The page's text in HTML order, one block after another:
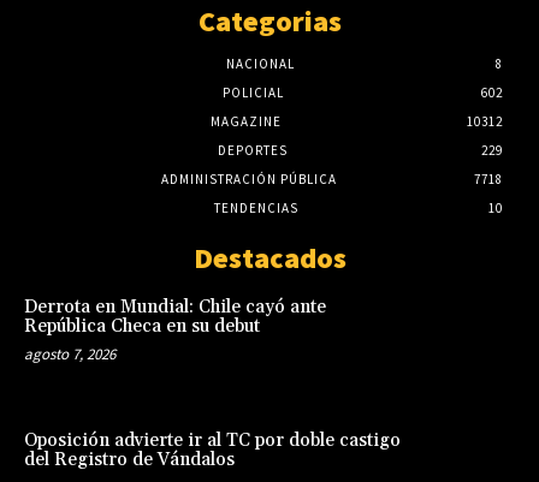
Categorias
NACIONAL
8
POLICIAL
602
MAGAZINE
10312
DEPORTES
229
ADMINISTRACIÓN PÚBLICA
7718
TENDENCIAS
10
Destacados
Derrota en Mundial: Chile cayó ante
República Checa en su debut
agosto 7, 2026
Oposición advierte ir al TC por doble castigo
del Registro de Vándalos